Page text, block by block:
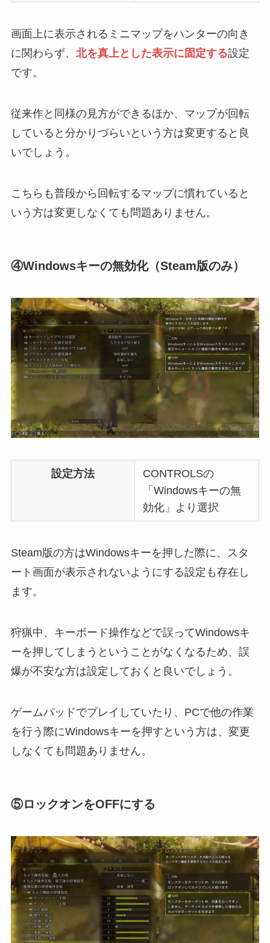
画面上に表示されるミニマップをハンターの向き
に関わらず、 北を真上とした表示に固定する設定
です。
従来作と同様の見方ができるほか、マップが回転
していると分かりづらいという方は変更すると良
いでしょう。
こちらも普段から回転するマップに慣れていると
いう方は変更しなくても問題ありません。
④Windowsキーの無効化（Steam版のみ）
設定方法
CONTROLSの
「Windowsキーの無
効化」より選択
Steam版の方はWindowsキーを押した際に、スタ
ート画面が表示されないようにする設定も存在し
ます。
狩猟中、キーボード操作などで誤ってWindowsキ
ーを押してしまうということがなくなるため、誤
爆が不安な方は設定しておくと良いでしょう。
ゲームパッドでプレイしていたり、PCで他の作業
を行う際にWindowsキーを押すという方は、変更
しなくても問題ありません。
⑤ロックオンをOFFにする